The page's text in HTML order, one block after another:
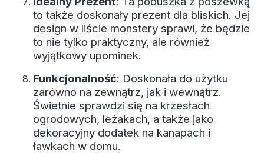
to także doskonały prezent dla bliskich. Jej
design w liście monstery sprawi, że będzie
to nie tylko praktyczny, ale również
wyjątkowy upominek.
Funkcjonalność: Doskonała do użytku
zarówno na zewnątrz, jak i wewnątrz.
Świetnie sprawdzi się na krzesłach
ogrodowych, leżakach, a także jako
dekoracyjny dodatek na kanapach i
ławkach w domu.